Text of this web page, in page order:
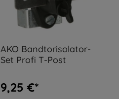
AKO Bandtorisolator-
Set Profi T-Post
9,25 €*